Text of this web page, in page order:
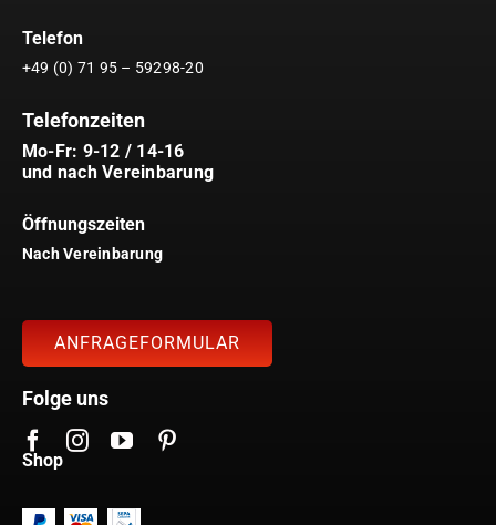
Telefon
+49 (0) 71 95 – 59298-20
Telefonzeiten
Mo-Fr: 9-12 / 14-16
und nach Vereinbarung
Öffnungszeiten
Nach Vereinbarung
ANFRAGEFORMULAR
Folge uns
Shop